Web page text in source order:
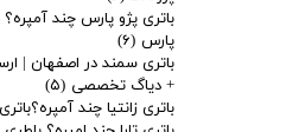
باتری پژو پارس چند
پارس (۶)
باتری سمند در اصفهان |
+ دیاگ تخصصی (۵)
باتری زانتیا چند